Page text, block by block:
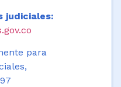
judiciales:
para